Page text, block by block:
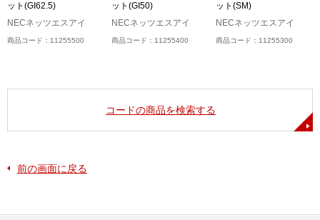
ット(GI62.5)
NECネッツエスアイ
商品コード：11255500
ット(GI50)
NECネッツエスアイ
商品コード：11255400
ット(SM)
NECネッツエスアイ
商品コード：11255300
コードの商品を検索する
前の画面に戻る